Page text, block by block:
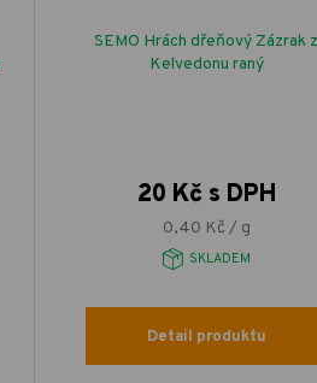
SEMO Hrách dřeňový Zázrak z
Kelvedonu raný
20 Kč s DPH
0,40 Kč / g
SKLADEM
Detail produktu